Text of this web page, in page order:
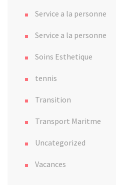
Service a la personne
Service a la personne
Soins Esthetique
tennis
Transition
Transport Maritme
Uncategorized
Vacances